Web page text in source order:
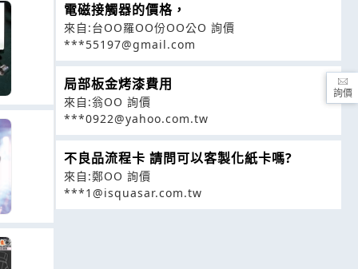
電磁接觸器的價格，
來自:台OO羅OO份OO公O 詢價
***55197@gmail.com
局部板金烤漆費用
來自:翁OO 詢價
***0922@yahoo.com.tw
不良品流程卡 請問可以客製化紙卡嗎?
來自:鄭OO 詢價
***1@isquasar.com.tw
詢價